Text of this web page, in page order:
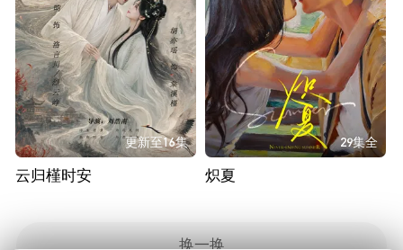
更新至16集
云归槿时安
29集全
炽夏
换一换